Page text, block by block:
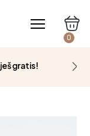
0
gratis!